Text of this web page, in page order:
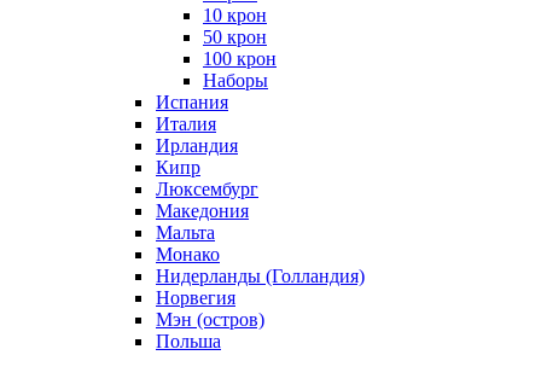
10 крон
50 крон
100 крон
Наборы
Испания
Италия
Ирландия
Кипр
Люксембург
Македония
Мальта
Монако
Нидерланды (Голландия)
Норвегия
Мэн (остров)
Польша